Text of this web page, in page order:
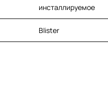
инсталлируемое
Blister